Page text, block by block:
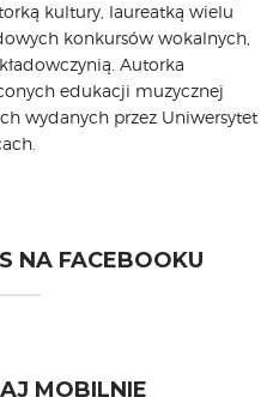
kultury, laureatką wielu
konkursów wokalnych,
Autorka
edukacji muzycznej
wydanych przez Uniwersytet
NA FACEBOOKU
MOBILNIE